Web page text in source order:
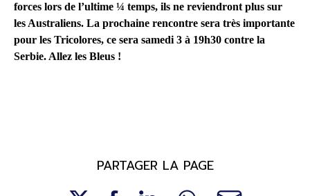
forces lors de l’ultime ¼ temps, ils ne reviendront plus sur
les Australiens. La prochaine rencontre sera très importante
pour les Tricolores, ce sera samedi 3 à 19h30 contre la
Serbie. Allez les Bleus !
PARTAGER LA PAGE